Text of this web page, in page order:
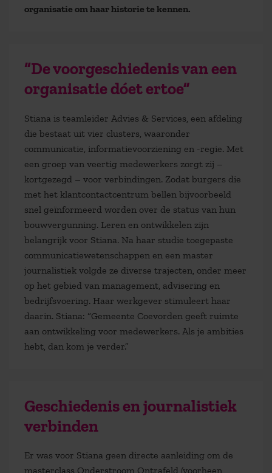
organisatie om haar historie te kennen.
“De voorgeschiedenis van een
organisatie dóet ertoe”
Stiana is teamleider Advies & Services, een afdeling
die bestaat uit vier clusters, waaronder
communicatie, informatievoorziening en -regie. Met
een groep van veertig medewerkers zorgt zij –
kortgezegd – voor verbindingen. Zodat burgers die
met het klantcontactcentrum bellen bijvoorbeeld
snel geïnformeerd worden over de status van hun
bouwvergunning. Leren en ontwikkelen zijn
belangrijk voor Stiana. Na haar studie toegepaste
communicatiewetenschappen en een master
journalistiek volgde ze diverse trajecten, onder meer
op het gebied van management, advisering en
bedrijfsvoering. Haar werkgever stimuleert haar
daarin. Stiana: “Gemeente Coevorden geeft ruimte
aan ontwikkeling voor medewerkers. Als je ambities
hebt, dan kom je verder.”
Geschiedenis en journalistiek
verbinden
Er was voor Stiana geen directe aanleiding om de
masterclass Onderstroom Ontrafeld (voorheen